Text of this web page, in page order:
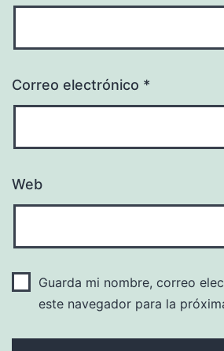
Correo electrónico *
Web
Guarda mi nombre, correo
este navegador para la